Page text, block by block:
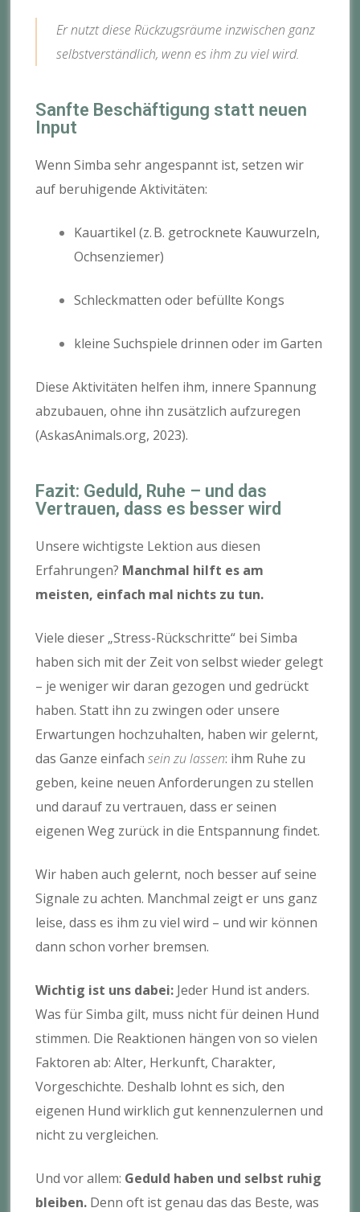
Er nutzt diese Rückzugsräume inzwischen ganz
selbstverständlich, wenn es ihm zu viel wird.
Sanfte Beschäftigung statt neuen
Input
Wenn Simba sehr angespannt ist, setzen wir
auf beruhigende Aktivitäten:
Kauartikel (z. B. getrocknete Kauwurzeln,
Ochsenziemer)
Schleckmatten oder befüllte Kongs
kleine Suchspiele drinnen oder im Garten
Diese Aktivitäten helfen ihm, innere Spannung
abzubauen, ohne ihn zusätzlich aufzuregen
(AskasAnimals.org, 2023).
Fazit: Geduld, Ruhe – und das
Vertrauen, dass es besser wird
Unsere wichtigste Lektion aus diesen
Erfahrungen? Manchmal hilft es am
meisten, einfach mal nichts zu tun.
Viele dieser „Stress-Rückschritte“ bei Simba
haben sich mit der Zeit von selbst wieder gelegt
– je weniger wir daran gezogen und gedrückt
haben. Statt ihn zu zwingen oder unsere
Erwartungen hochzuhalten, haben wir gelernt,
das Ganze einfachsein zu lassen: ihm Ruhe zu
geben, keine neuen Anforderungen zu stellen
und darauf zu vertrauen, dass er seinen
eigenen Weg zurück in die Entspannung findet.
Wir haben auch gelernt, noch besser auf seine
Signale zu achten. Manchmal zeigt er uns ganz
leise, dass es ihm zu viel wird – und wir können
dann schon vorher bremsen.
Wichtig ist uns dabei: Jeder Hund ist anders.
Was für Simba gilt, muss nicht für deinen Hund
stimmen. Die Reaktionen hängen von so vielen
Faktoren ab: Alter, Herkunft, Charakter,
Vorgeschichte. Deshalb lohnt es sich, den
eigenen Hund wirklich gut kennenzulernen und
nicht zu vergleichen.
Und vor allem: Geduld haben und selbst ruhig
bleiben. Denn oft ist genau das das Beste, was